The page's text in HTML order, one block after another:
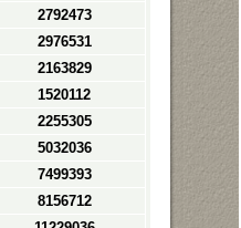
2792473
2976531
2163829
1520112
2255305
5032036
7499393
8156712